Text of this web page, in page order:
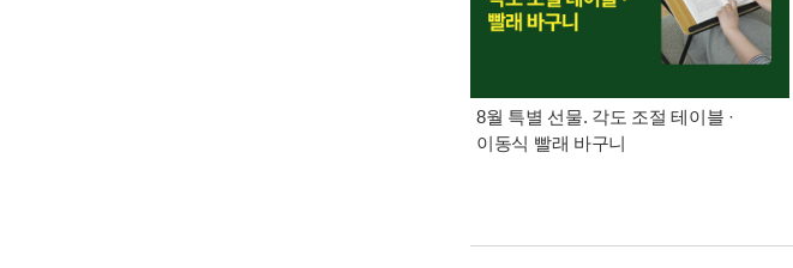
8월 특별 선물. 각도 조절 테이블 ·
이동식 빨래 바구니